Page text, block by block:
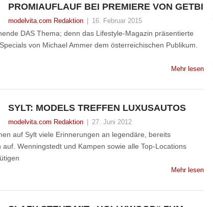
PROMIAUFLAUF BEI PREMIERE VON GETBI
modelvita.com Redaktion 16. Februar 2015
DAS Thema; denn das Lifestyle-Magazin präsentierte
von Michael Ammer dem österreichischen Publikum.
Mehr lesen
SYLT: MODELS TREFFEN LUXUSAUTOS
modelvita.com Redaktion 27. Juni 2012
auf Sylt viele Erinnerungen an legendäre, bereits
Wenningstedt und Kampen sowie alle Top-Locations
Mehr lesen